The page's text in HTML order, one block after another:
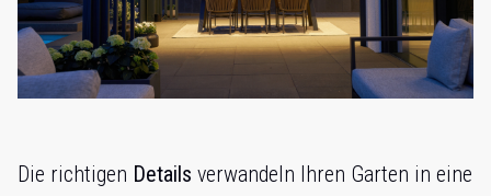
Die richtigen Details verwandeln Ihren Garten in eine